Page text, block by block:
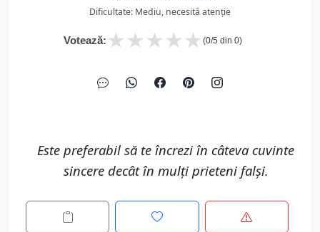
Dificultate: Mediu, necesită atenție
Votează: ★
★
★
★
★ (0/5 din 0)
Este preferabil să te încrezi în câteva cuvinte
sincere decât în mulți prieteni falși.